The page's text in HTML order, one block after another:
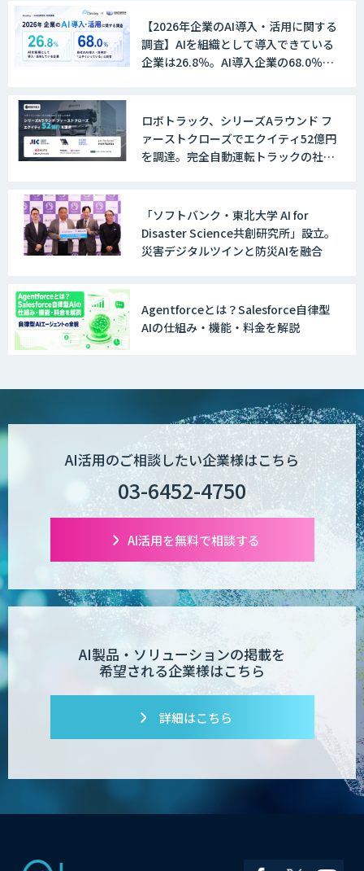
ファ）受注AIエージェント』
データ構造化ソリューション「DX-laei」
MµgenGAI
図面検索AI
図面生成AI
AI Worker
【営業特化】AIエージェント構築サービ
AI開発・伴走支援・内製化支援
サービス
【2026年企業のAI導入・活用に関する
調査】AIを組織として導入できている
企業は26.8％。AI導入企業の68.0％
ロボトラック、シリーズAラウンド フ
ァーストクローズでエクイティ52億円
を調達。完全自動運転トラックの社会
「ソフトバンク・東北大学 AI for
Disaster Science共創研究所」設立。
災害デジタルツインと防災AIを融合
Agentforceとは？Salesforce自律型
AIの仕組み・機能・料金を解説
AI活用のご相談したい企業様はこちら
03-6452-4750
AI活用を無料で相談する
AI製品・ソリューションの掲載を
希望される企業様はこちら
詳細はこちら